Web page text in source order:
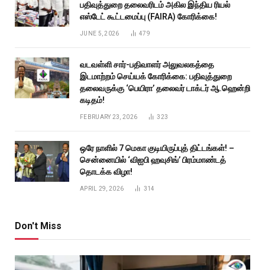
பதிவுத்துறை தலைவரிடம் அகில இந்திய ரியல்
எஸ்டேட் கூட்டமைப்பு (FAIRA) கோரிக்கை!
JUNE 5, 2026 479
வடவள்ளி சார்-பதிவாளர் அலுவலகத்தை
இடமாற்றம் செய்யக் கோரிக்கை: பதிவுத்துறை
தலைவருக்கு ‘பெயிரா’ தலைவர் டாக்டர் ஆ.ஹென்றி
கடிதம்!
FEBRUARY 23, 2026 323
ஒரே நாளில் 7 மெகா குடியிருப்புத் திட்டங்கள்! –
சென்னையில் ‘விஐபி ஹவுசிங்’ பிரம்மாண்டத்
தொடக்க விழா!
APRIL 29, 2026 314
Don't Miss